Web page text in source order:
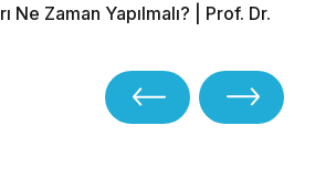
Ne Zaman Yapılmalı? | Prof. Dr.